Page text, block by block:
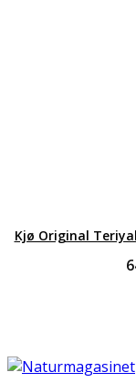
Kjø Original